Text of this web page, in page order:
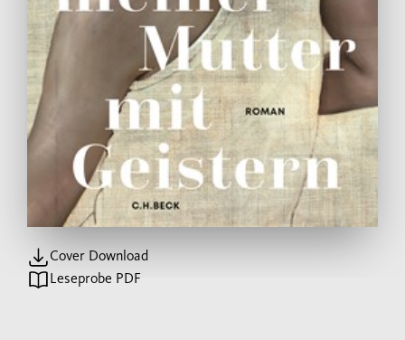
Cover Download
Leseprobe PDF